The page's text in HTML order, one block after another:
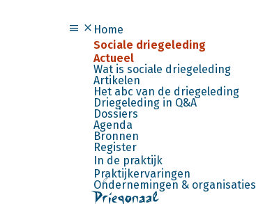
Menu
menu close Home
Sociale driegeleding
Actueel
Wat is sociale driegeleding
Artikelen
Het abc van de driegeleding
Driegeleding in Q&A
Dossiers
Agenda
Bronnen
Register
In de praktijk
Praktijkervaringen
Ondernemingen & organisaties